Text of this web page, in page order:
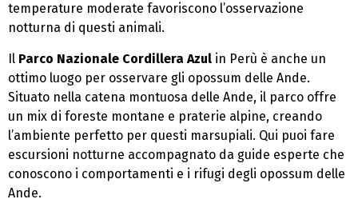
temperature moderate favoriscono l’osservazione
notturna di questi animali.
Il Parco Nazionale Cordillera Azul in Perù è anche un
ottimo luogo per osservare gli opossum delle Ande.
Situato nella catena montuosa delle Ande, il parco offre
un mix di foreste montane e praterie alpine, creando
l’ambiente perfetto per questi marsupiali. Qui puoi fare
escursioni notturne accompagnato da guide esperte che
conoscono i comportamenti e i rifugi degli opossum delle
Ande.